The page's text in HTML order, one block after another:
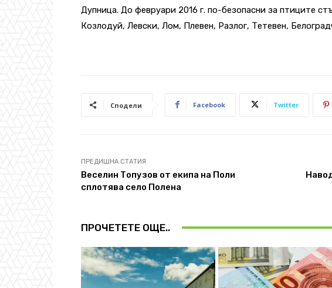
Дупница. До февруари 2016 г. по-безопасни за птиците
Козлодуй, Левски, Лом, Плевен, Разлог, Тетевен,
Сподели Facebook Twitter
ПРЕДИШНА СТАТИЯ
Веселин Топузов от екипа на Поли
сплотява село Поленa
ПРОЧЕТЕТЕ ОЩЕ..